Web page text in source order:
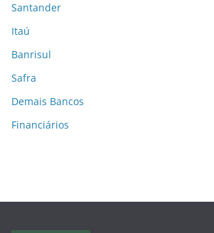
Santander
Itaú
Banrisul
Safra
Demais Bancos
Financiários